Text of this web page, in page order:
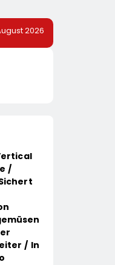
Das Passende
2026
/
/ In